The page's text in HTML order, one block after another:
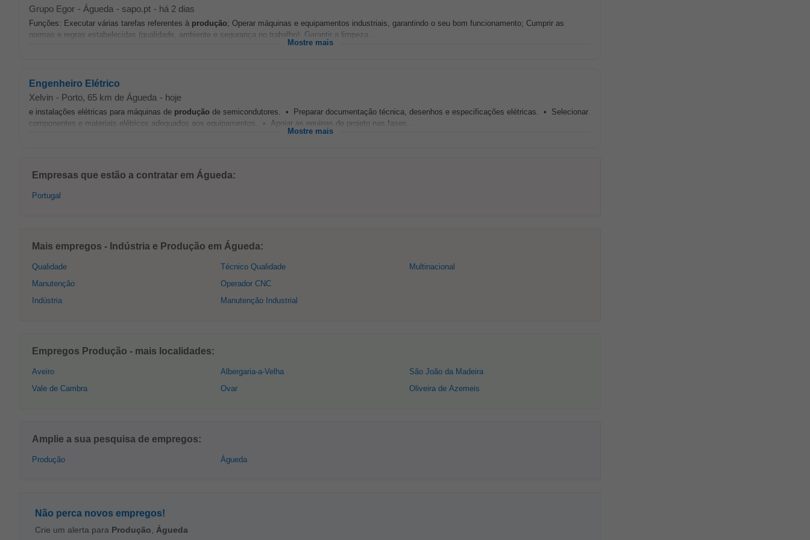
Grupo Egor - Águeda - sapo.pt - há 2 dias
Funções: Executar várias tarefas referentes à produção; Operar máquinas e equipamentos industriais, garantindo o seu bom funcionamento; Cumprir as
normas e regras estabelecidas (qualidade, ambiente e segurança no trabalho); Garantir a limpeza...
Mostre mais
Engenheiro Elétrico
Xelvin - Porto, 65 km de Águeda - hoje
e instalações elétricas para máquinas de produção de semicondutores. • Preparar documentação técnica, desenhos e especificações elétricas. • Selecionar
componentes e materiais elétricos adequados aos equipamentos. • Apoiar as equipas de projeto nas fases...
Mostre mais
Empresas que estão a contratar em Águeda:
Portugal
Mais empregos - Indústria e Produção em Águeda:
Qualidade
Manutenção
Indústria
Técnico Qualidade
Operador CNC
Manutenção Industrial
Multinacional
Empregos Produção - mais localidades:
Aveiro
Vale de Cambra
Albergaria-a-Velha
Ovar
São João da Madeira
Oliveira de Azemeis
Amplie a sua pesquisa de empregos:
Produção Águeda
Não perca novos empregos!
Crie um alerta para Produção Águeda